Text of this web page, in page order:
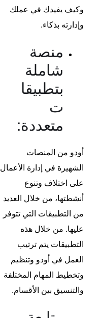
وكيف يفيدك في عملك
وإدارته بذكاء.
منصة
شاملة
بتطبيقا
ت
متعددة:
أودو من المنصات
الشهيرة في إدارة الأعمال
على اختلاف وتنوع
أنشطتها، من خلال العديد
من التطبيقات التي تتوفر
عليها. من خلال هذه
التطبيقات يتم ترتيب
العمل في أودو وتنظيم
وتخطيط المهام المختلفة
والتنسيق بين الأقسام.